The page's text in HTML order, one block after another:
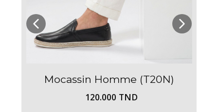
Mocassin Homme (T20N)
120.000 TND